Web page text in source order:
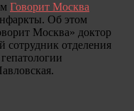
Говорит Москва
Об этом
Москва» доктор
сотрудник отделения